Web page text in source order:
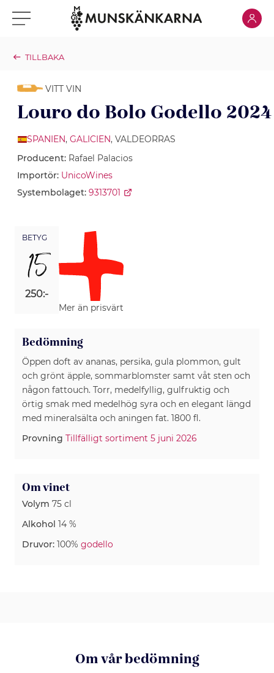
Klicka för meny Klicka
TILLBAKA
VITT VIN
Louro do Bolo Godello 2024
SPANIEN, GALICIEN, VALDEORRAS
Producent: Rafael Palacios
Importör: UnicoWines
Systembolaget: 9313701
BETYG
15
250:-
Mer än prisvärt
Bedömning
Öppen doft av ananas, persika, gula plommon, gult
och grönt äpple, sommarblomster samt våt sten och
någon fattouch. Torr, medelfyllig, gulfruktig och
örtig smak med medelhög syra och en elegant längd
med mineralsälta och aningen fat. 1800 fl.
Provning Tillfälligt sortiment 5 juni 2026
Om vinet
Volym 75 cl
Alkohol 14 %
Druvor: 100% godello
Om vår bedömning